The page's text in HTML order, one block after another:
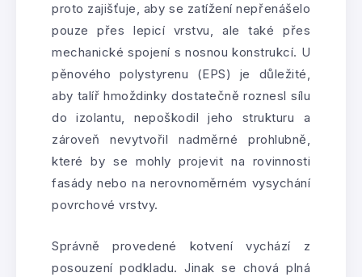
proto zajišťuje, aby se zatížení nepřenášelo
pouze přes lepicí vrstvu, ale také přes
mechanické spojení s nosnou konstrukcí. U
pěnového polystyrenu (EPS) je důležité,
aby talíř hmoždinky dostatečně roznesl sílu
do izolantu, nepoškodil jeho strukturu a
zároveň nevytvořil nadměrné prohlubně,
které by se mohly projevit na rovinnosti
fasády nebo na nerovnoměrném vysychání
povrchové vrstvy.
Správně provedené kotvení vychází z
posouzení podkladu. Jinak se chová plná